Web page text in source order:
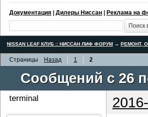
Документация | Дилеры Ниссан | Реклама на
NISSAN LEAF КЛУБ :: НИССАН ЛИФ ФОРУМ → РЕМОНТ,
Страницы Назад 1 2
Сообщений с 26
terminal